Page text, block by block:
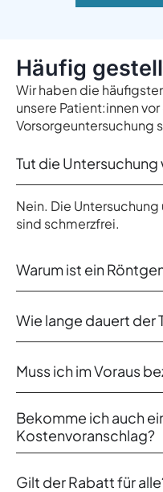
Häufig
Wir haben die
unsere Patient:innen
Vorsorgeuntersuchung
Tut die Untersuchung
Nein. Die
sind schmerzfrei.
Warum ist ein
Wie lange dauert der
Muss ich im Voraus
Bekomme ich auch
Kostenvoranschlag?
Gilt der Rabatt für